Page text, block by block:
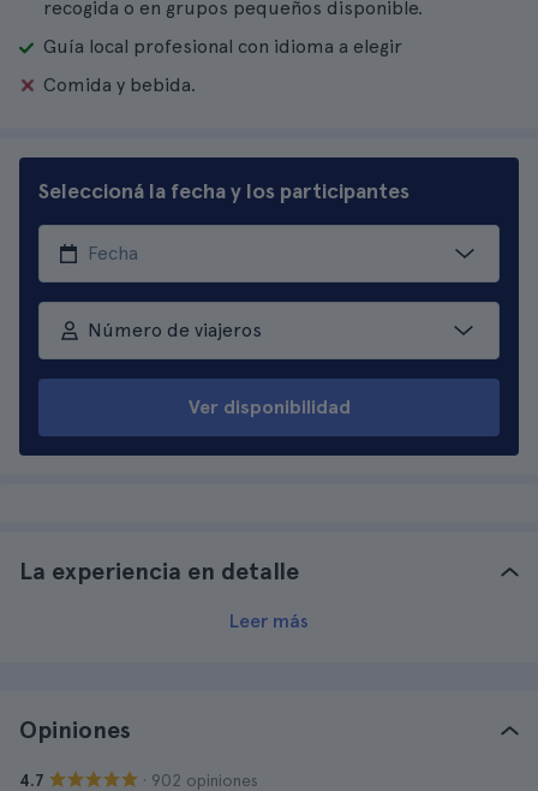
recogida o en grupos pequeños disponible.
Guía local profesional con idioma a elegir
Comida y bebida.
Seleccioná la fecha y los participantes
Número de viajeros
Ver disponibilidad
La experiencia en detalle
Leer más
Opiniones
4.7 · 902 opiniones